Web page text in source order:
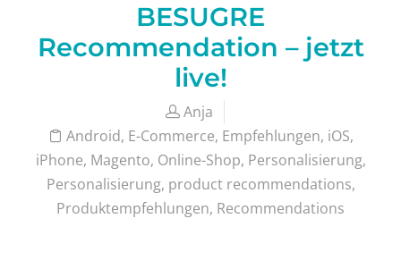
BESUGRE
Recommendation – jetzt
live!
Anja
Android, E-Commerce, Empfehlungen, iOS,
iPhone, Magento, Online-Shop, Personalisierung,
Personalisierung, product recommendations,
Produktempfehlungen, Recommendations